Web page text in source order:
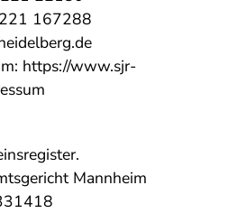
167288
https://www.sjr-
Mannheim